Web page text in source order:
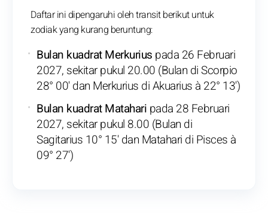
Daftar ini dipengaruhi oleh transit berikut untuk
zodiak yang kurang beruntung:
Bulan kuadrat Merkurius pada 26 Februari
2027, sekitar pukul 20.00 (Bulan di Scorpio
28° 00' dan Merkurius di Akuarius à 22° 13')
Bulan kuadrat Matahari pada 28 Februari
2027, sekitar pukul 8.00 (Bulan di
Sagitarius 10° 15' dan Matahari di Pisces à
09° 27')